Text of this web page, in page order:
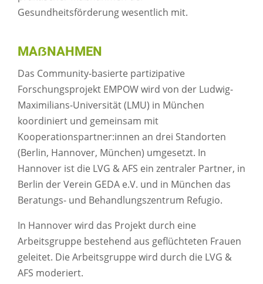
Gesundheitsförderung wesentlich mit.
MAẞNAHMEN
Das Community-basierte partizipative
Forschungsprojekt EMPOW wird von der Ludwig-
Maximilians-Universität (LMU) in München
koordiniert und gemeinsam mit
Kooperationspartner:innen an drei Standorten
(Berlin, Hannover, München) umgesetzt. In
Hannover ist die LVG & AFS ein zentraler Partner, in
Berlin der Verein GEDA e.V. und in München das
Beratungs- und Behandlungszentrum Refugio.
In Hannover wird das Projekt durch eine
Arbeitsgruppe bestehend aus geflüchteten Frauen
geleitet. Die Arbeitsgruppe wird durch die LVG &
AFS moderiert.